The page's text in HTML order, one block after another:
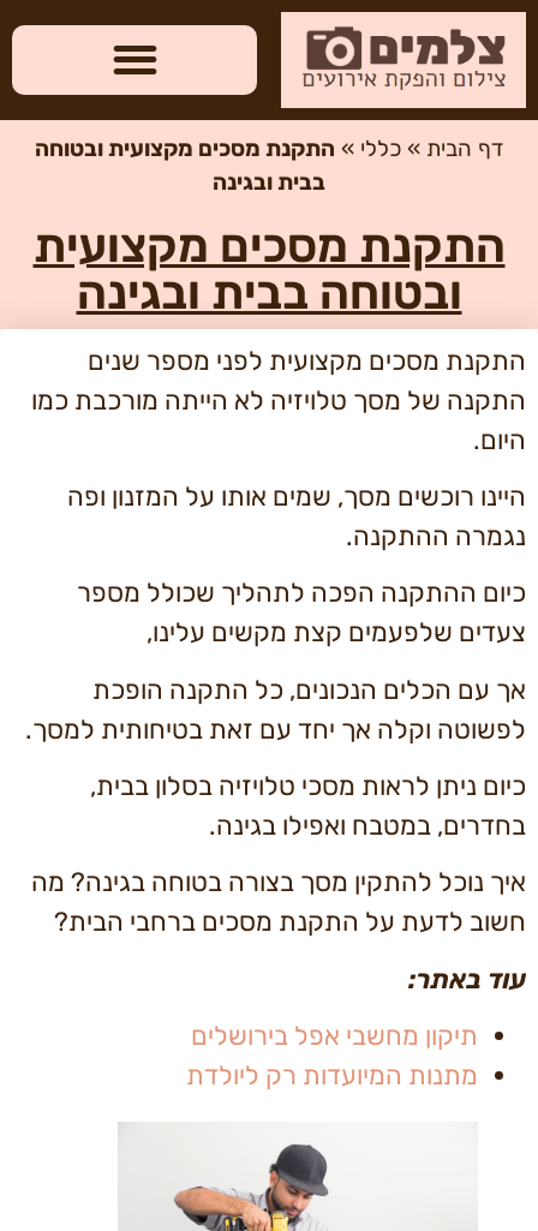
דף הבית » כללי » התקנת מסכים מקצועית ובטוחה
בבית ובגינה
התקנת מסכים מקצועית
ובטוחה בבית ובגינה
התקנת מסכים מקצועית לפני מספר שנים
התקנה של מסך טלויזיה לא הייתה מורכבת כמו
היום.
היינו רוכשים מסך, שמים אותו על המזנון ופה
נגמרה ההתקנה.
כיום ההתקנה הפכה לתהליך שכולל מספר
צעדים שלפעמים קצת מקשים עלינו,
אך עם הכלים הנכונים, כל התקנה הופכת
לפשוטה וקלה אך יחד עם זאת בטיחותית למסך.
כיום ניתן לראות מסכי טלויזיה בסלון בבית,
בחדרים, במטבח ואפילו בגינה.
איך נוכל להתקין מסך בצורה בטוחה בגינה? מה
חשוב לדעת על התקנת מסכים ברחבי הבית?
עוד באתר:
תיקון מחשבי אפל בירושלים
מתנות המיועדות רק ליולדת